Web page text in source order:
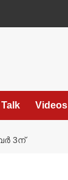
Talk Videos
3ന്